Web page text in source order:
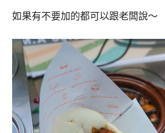
如果有不要加的都可以跟老闆說～